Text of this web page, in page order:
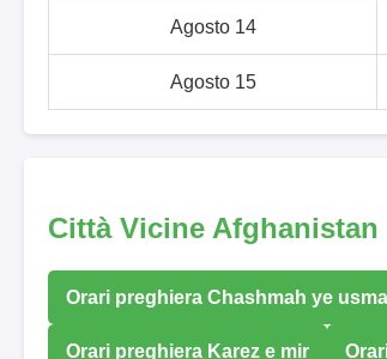
Agosto 14
Agosto 15
Città Vicine Afghanistan
Orari preghiera Chashmah ye
Orari preghiera Karez e mir